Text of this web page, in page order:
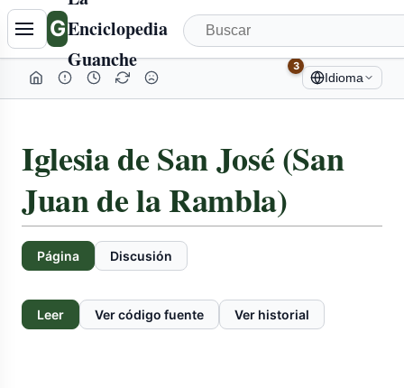
GEnciclopedia
Guanche
3
Idioma
Iglesia de San José (San
Juan de la Rambla)
Página Discusión
Leer Ver código fuente Ver historial
Tabla
de
contenidos
colapsada